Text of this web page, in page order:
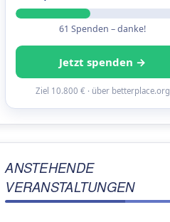
61 Spenden – danke!
Jetzt spenden →
Ziel 10.800 € · über betterplace.org
ANSTEHENDE
VERANSTALTUNGEN